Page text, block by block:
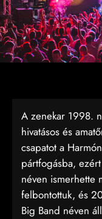
A zenekar 1998.
hivatásos és
csapatot a
pártfogásba,
néven ismerhette
felbontottuk, és
Big Band néven